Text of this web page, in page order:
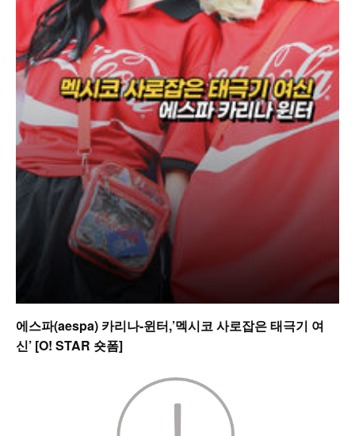
에스파(aespa) 카리나-윈터,’멕시코 사로잡은 태극기 여
신’ [O! STAR 숏폼]